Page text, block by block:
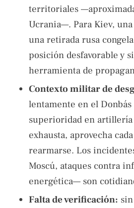
territoriales
Ucrania—. Para Kiev,
una retirada rusa
posición desfavorable y
herramienta de
Contexto militar de
lentamente en el Donbás
superioridad en artillería
exhausta, aprovecha
rearmarse. Los
Moscú, ataques contra
energética— son
Falta de verificación: